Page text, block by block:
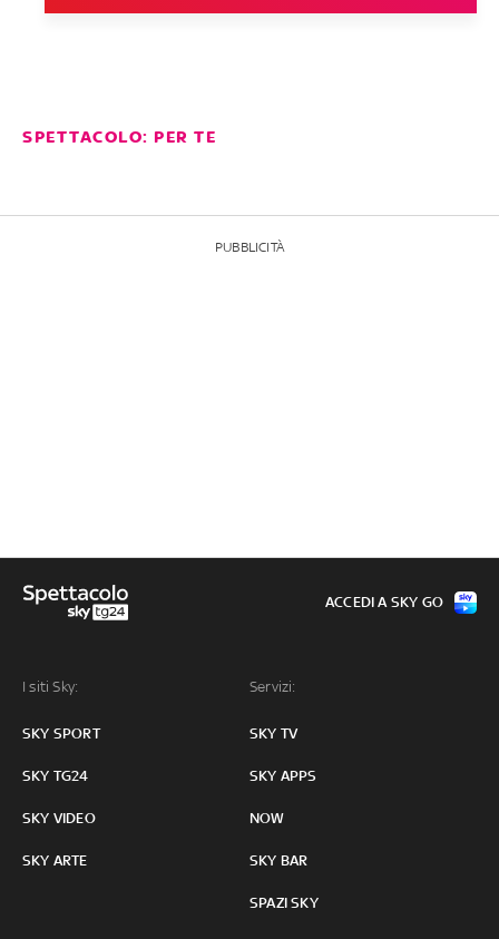
SPETTACOLO: PER TE
PUBBLICITÀ
I siti Sky:
SKY SPORT
SKY TG24
SKY VIDEO
SKY ARTE
Servizi:
SKY TV
SKY APPS
NOW
SKY BAR
SPAZI SKY
ACCEDI A SKY GO